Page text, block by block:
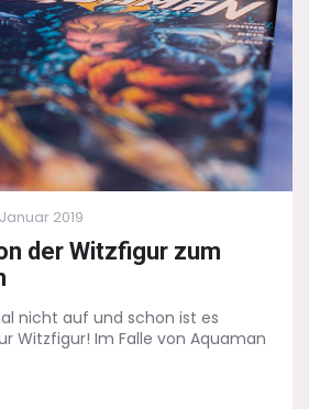
2019
der Witzfigur zum
nicht auf und schon ist es
Witzfigur! Im Falle von Aquaman